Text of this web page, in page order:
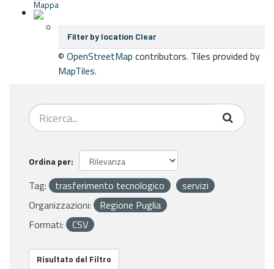
Mappa
Filter by location Clear
© OpenStreetMap contributors. Tiles provided by
MapTiles.
Ordina per
Tag: trasferimento tecnologico
servizi
Organizzazioni:
Regione Puglia
Formati:
CSV
Risultato del Filtro